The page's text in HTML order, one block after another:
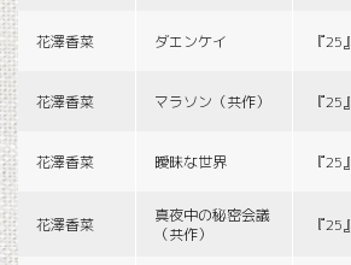
花澤香菜 ダエンケイ 『25』
花澤香菜 マラソン（共作） 『25』
花澤香菜 曖昧な世界 『25』
花澤香菜
真夜中の秘密会議
（共作）
『25』